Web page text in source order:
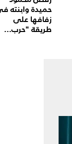
حميدة وابنته
زفافها على
طريقة "حرب...